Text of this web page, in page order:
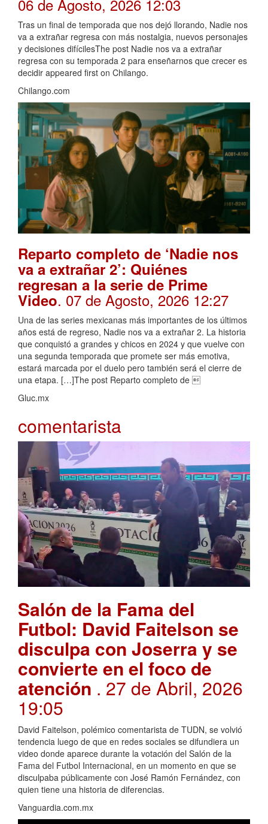
06 de Agosto, 2026 12:03
Tras un final de temporada que nos dejó llorando, Nadie nos
va a extrañar regresa con más nostalgia, nuevos personajes
y decisiones difícilesThe post Nadie nos va a extrañar
regresa con su temporada 2 para enseñarnos que crecer es
decidir appeared first on Chilango.
Chilango.com
Reparto completo de ‘Nadie nos
va a extrañar 2’: Quiénes
regresan a la serie de Prime
Video. 07 de Agosto, 2026 12:27
Una de las series mexicanas más importantes de los últimos
años está de regreso, Nadie nos va a extrañar 2. La historia
que conquistó a grandes y chicos en 2024 y que vuelve con
una segunda temporada que promete ser más emotiva,
estará marcada por el duelo pero también será el cierre de
una etapa. […]The post Reparto completo de 
Gluc.mx
comentarista
Salón de la Fama del
Futbol: David Faitelson se
disculpa con Joserra y se
convierte en el foco de
atención . 27 de Abril, 2026
19:05
David Faitelson, polémico comentarista de TUDN, se volvió
tendencia luego de que en redes sociales se difundiera un
video donde aparece durante la votación del Salón de la
Fama del Futbol Internacional, en un momento en que se
disculpaba públicamente con José Ramón Fernández, con
quien tiene una historia de diferencias.
Vanguardia.com.mx